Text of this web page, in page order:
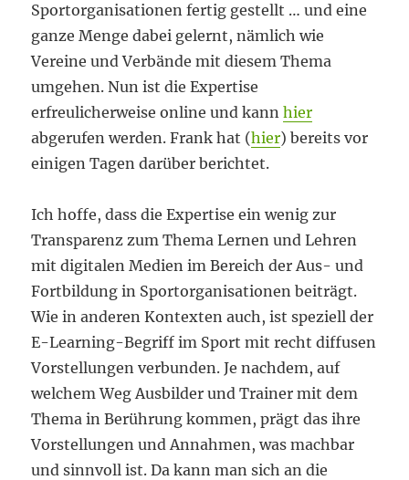
Sportorganisationen fertig gestellt … und eine
ganze Menge dabei gelernt, nämlich wie
Vereine und Verbände mit diesem Thema
umgehen. Nun ist die Expertise
erfreulicherweise online und kannhier
abgerufen werden. Frank hat (hier) bereits vor
einigen Tagen darüber berichtet.
Ich hoffe, dass die Expertise ein wenig zur
Transparenz zum Thema Lernen und Lehren
mit digitalen Medien im Bereich der Aus- und
Fortbildung in Sportorganisationen beiträgt.
Wie in anderen Kontexten auch, ist speziell der
E-Learning-Begriff im Sport mit recht diffusen
Vorstellungen verbunden. Je nachdem, auf
welchem Weg Ausbilder und Trainer mit dem
Thema in Berührung kommen, prägt das ihre
Vorstellungen und Annahmen, was machbar
und sinnvoll ist. Da kann man sich an die